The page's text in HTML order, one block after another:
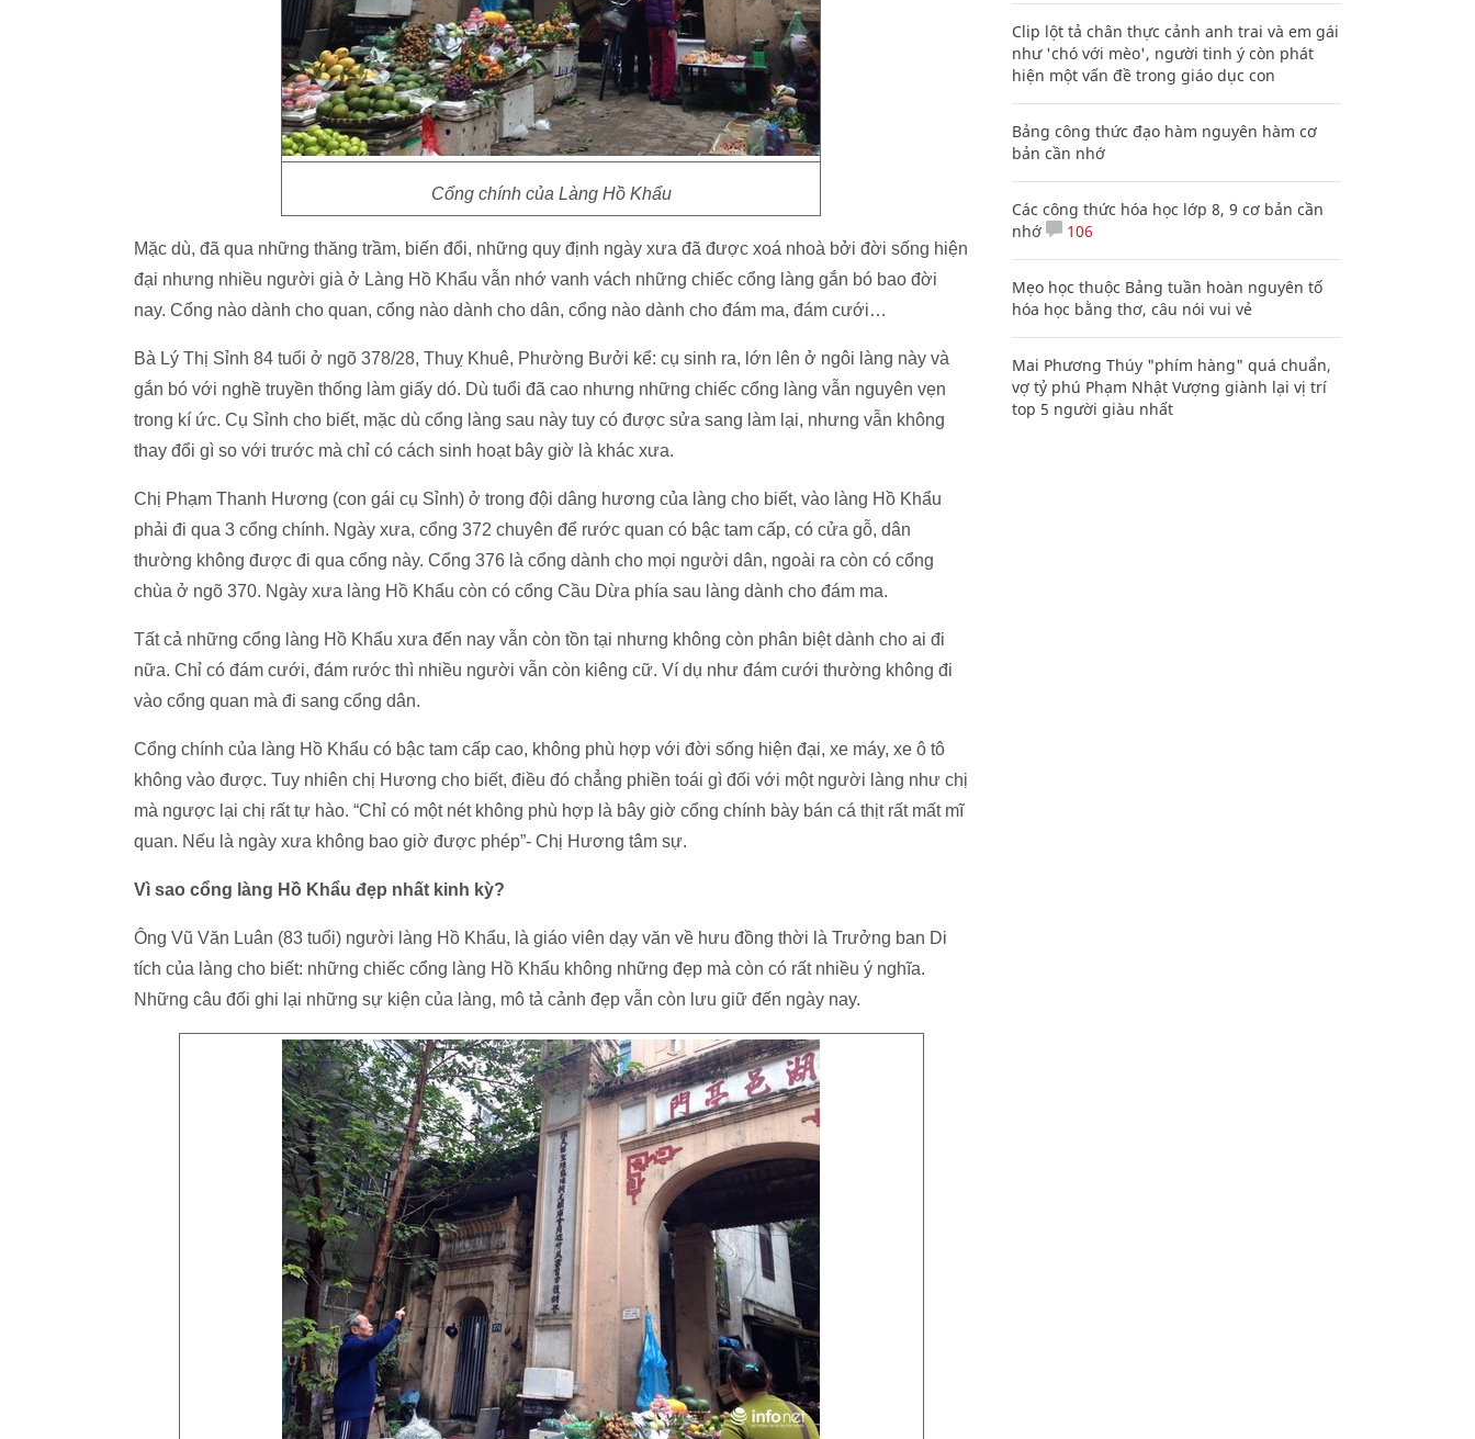
Cổng chính của Làng Hồ Khẩu
Mặc dù, đã qua những thăng trầm, biến đổi, những quy định ngày xưa đã được xoá nhoà bởi đời sống hiện
đại nhưng nhiều người già ở Làng Hồ Khẩu vẫn nhớ vanh vách những chiếc cổng làng gắn bó bao đời
nay. Cổng nào dành cho quan, cổng nào dành cho dân, cổng nào dành cho đám ma, đám cưới…
Bà Lý Thị Sỉnh 84 tuổi ở ngõ 378/28, Thuỵ Khuê, Phường Bưởi kể: cụ sinh ra, lớn lên ở ngôi làng này và
gắn bó với nghề truyền thống làm giấy dó. Dù tuổi đã cao nhưng những chiếc cổng làng vẫn nguyên vẹn
trong kí ức. Cụ Sỉnh cho biết, mặc dù cổng làng sau này tuy có được sửa sang làm lại, nhưng vẫn không
thay đổi gì so với trước mà chỉ có cách sinh hoạt bây giờ là khác xưa.
Chị Phạm Thanh Hương (con gái cụ Sỉnh) ở trong đội dâng hương của làng cho biết, vào làng Hồ Khẩu
phải đi qua 3 cổng chính. Ngày xưa, cổng 372 chuyên để rước quan có bậc tam cấp, có cửa gỗ, dân
thường không được đi qua cổng này. Cổng 376 là cổng dành cho mọi người dân, ngoài ra còn có cổng
chùa ở ngõ 370. Ngày xưa làng Hồ Khẩu còn có cổng Cầu Dừa phía sau làng dành cho đám ma.
Tất cả những cổng làng Hồ Khẩu xưa đến nay vẫn còn tồn tại nhưng không còn phân biệt dành cho ai đi
nữa. Chỉ có đám cưới, đám rước thì nhiều người vẫn còn kiêng cữ. Ví dụ như đám cưới thường không đi
vào cổng quan mà đi sang cổng dân.
Cổng chính của làng Hồ Khẩu có bậc tam cấp cao, không phù hợp với đời sống hiện đại, xe máy, xe ô tô
không vào được. Tuy nhiên chị Hương cho biết, điều đó chẳng phiền toái gì đối với một người làng như chị
mà ngược lại chị rất tự hào. “Chỉ có một nét không phù hợp là bây giờ cổng chính bày bán cá thịt rất mất mĩ
quan. Nếu là ngày xưa không bao giờ được phép”- Chị Hương tâm sự.
Vì sao cổng làng Hồ Khẩu đẹp nhất kinh kỳ?
Ông Vũ Văn Luân (83 tuổi) người làng Hồ Khẩu, là giáo viên dạy văn về hưu đồng thời là Trưởng ban Di
tích của làng cho biết: những chiếc cổng làng Hồ Khẩu không những đẹp mà còn có rất nhiều ý nghĩa.
Những câu đối ghi lại những sự kiện của làng, mô tả cảnh đẹp vẫn còn lưu giữ đến ngày nay.
Clip lột tả chân thực cảnh anh trai và em gái
như 'chó với mèo', người tinh ý còn phát
hiện một vấn đề trong giáo dục con
Bảng công thức đạo hàm nguyên hàm cơ
bản cần nhớ
Các công thức hóa học lớp 8, 9 cơ bản cần
nhớ
106
Mẹo học thuộc Bảng tuần hoàn nguyên tố
hóa học bằng thơ, câu nói vui vẻ
Mai Phương Thúy "phím hàng" quá chuẩn,
vợ tỷ phú Phạm Nhật Vượng giành lại vị trí
top 5 người giàu nhất